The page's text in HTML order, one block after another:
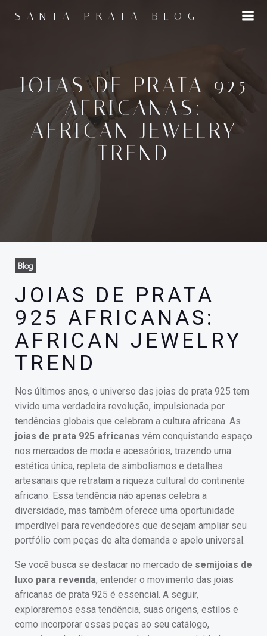
para
SANTA PRATA BLOG
JOIAS DE PRATA 925
AFRICANAS:
AFRICAN JEWELRY
TREND
Blog
JOIAS DE PRATA
925 AFRICANAS:
AFRICAN JEWELRY
TREND
Nos últimos anos, o universo das joias de prata 925 tem
vivido uma verdadeira revolução, impulsionada por
tendências globais que celebram a cultura africana. As
joias de prata 925 africanas vêm conquistando espaço
nos mercados de moda e acessórios, trazendo uma
estética única, repleta de simbolismos e detalhes
artesanais que retratam a riqueza cultural do continente
africano. Essa tendência não apenas celebra a
diversidade, mas também oferece uma oportunidade
imperdível para revendedores que desejam ampliar seu
portfólio com peças de alta demanda e apelo universal.
Se você busca se destacar no mercado de semijoias de
luxo para revenda, entender o movimento das joias
africanas de prata 925 é essencial. A seguir,
exploraremos essa tendência, suas origens, estilos e
como incorporar essas peças ao seu catálogo,